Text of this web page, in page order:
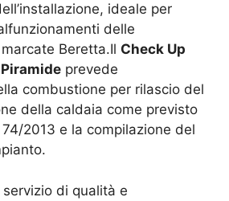
ideale per
delle
Beretta.Il Check Up
prevede
combustione per rilascio del
della caldaia come previsto
2013 e la compilazione del
di qualità e